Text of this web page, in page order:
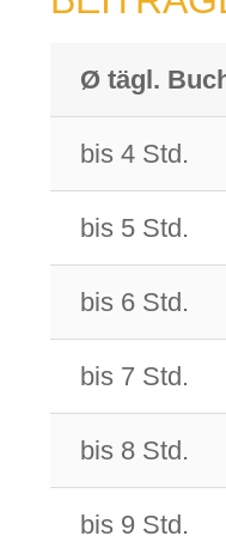
Ø tägl.
bis 4 Std.
bis 5 Std.
bis 6 Std.
bis 7 Std.
bis 8 Std.
bis 9 Std.